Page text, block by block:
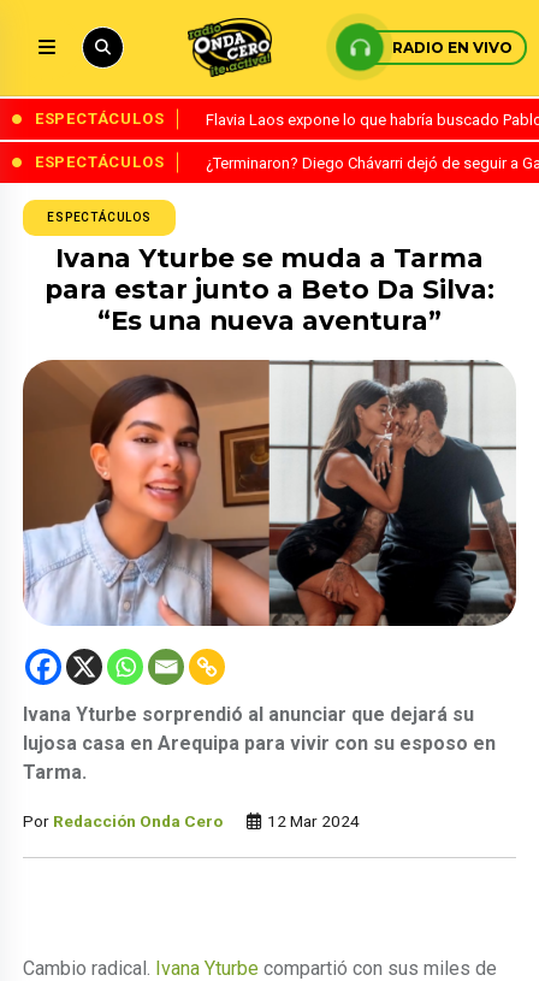
RADIO EN VIVO
ESPECTÁCULOS Flavia Laos expone lo que habría buscado
ESPECTÁCULOS ¿Terminaron? Diego Chávarri dejó de seguir a
ESPECTÁCULOS
Ivana Yturbe se muda a Tarma
para estar junto a Beto Da Silva:
“Es una nueva aventura”
Ivana Yturbe sorprendió al anunciar que dejará su
lujosa casa en Arequipa para vivir con su esposo en
Tarma.
Por Redacción Onda Cero 12 Mar 2024
Cambio radical. Ivana Yturbe compartió con sus miles de